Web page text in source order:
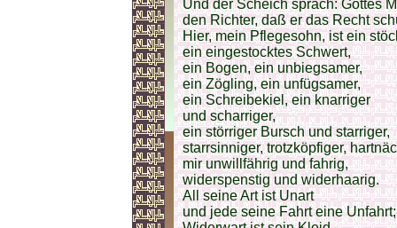
Und der Scheich sprach: Gottes
den Richter, daß er das Recht
Hier, mein Pflegesohn, ist ein
ein eingestocktes Schwert,
ein Bogen, ein unbiegsamer,
ein Zögling, ein unfügsamer,
ein Schreibekiel, ein knarriger
und scharriger,
ein störriger Bursch und starriger,
starrsinniger, trotzköpfiger,
mir unwillfährig und fahrig,
widerspenstig und widerhaarig.
All seine Art ist Unart
und jede seine Fahrt eine Unfahrt;